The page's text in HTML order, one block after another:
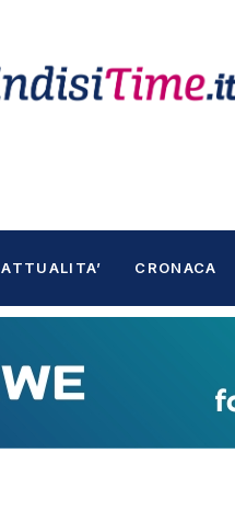
ATTUALITA’ CRONACA